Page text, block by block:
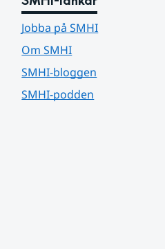
Jobba på SMHI
Om SMHI
SMHI-bloggen
SMHI-podden